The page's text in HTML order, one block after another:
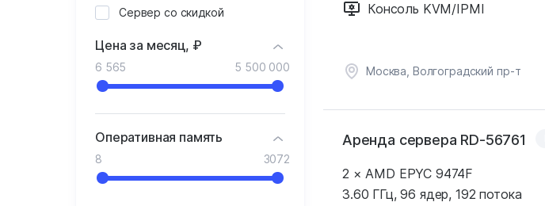
Сервер со скидкой
Цена за месяц, ₽
6 565 5 500 000
Оперативная память
8 3072
Консоль KVM/IPMI
Москва, Волгоградский пр-т
Аренда сервера RD-56761
2 × AMD EPYC 9474F
3.60 ГГц, 96 ядер, 192 потока